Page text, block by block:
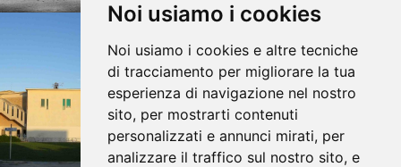
Noi usiamo i cookies
Noi usiamo i cookies e altre tecniche
di tracciamento per migliorare la tua
esperienza di navigazione nel nostro
sito, per mostrarti contenuti
personalizzati e annunci mirati, per
analizzare il traffico sul nostro sito, e